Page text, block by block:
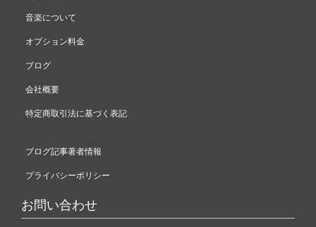
音楽について
オプション料金
ブログ
会社概要
特定商取引法に基づく表記
ブログ記事著者情報
プライバシーポリシー
お問い合わせ